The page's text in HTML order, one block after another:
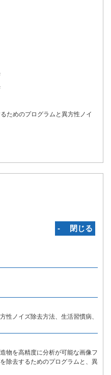
ためのプログラムと異方性ノイ
‐ 閉じる
性ノイズ除去方法、生活習慣病、
物を高精度に分析が可能な画像フ
除去するためのプログラムと、異